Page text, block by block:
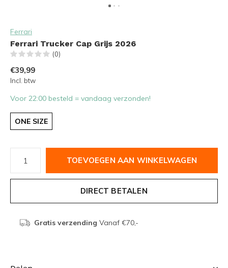
Ferrari
Ferrari Trucker Cap Grijs 2026
(0)
€39,99
Incl. btw
Voor 22:00 besteld = vandaag verzonden!
ONE SIZE
TOEVOEGEN AAN WINKELWAGEN
DIRECT BETALEN
Gratis verzending Vanaf €70,-